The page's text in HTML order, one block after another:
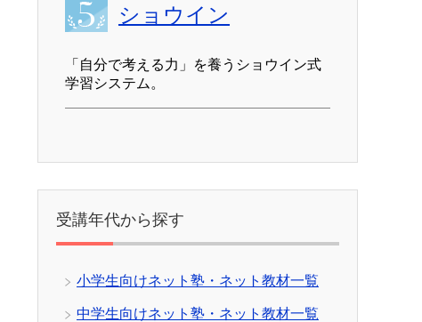
ショウイン
「自分で考える力」を養うショウイン式
学習システム。
受講年代から探す
小学生向けネット塾・ネット教材一覧
中学生向けネット塾・ネット教材一覧